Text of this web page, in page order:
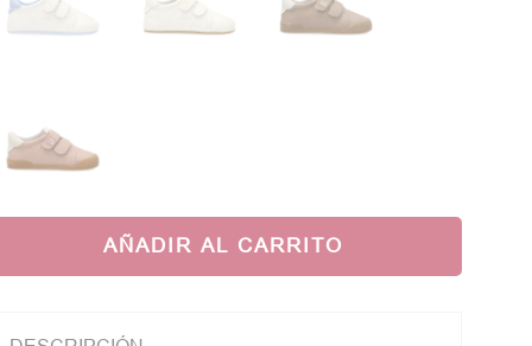
AÑADIR AL CARRITO